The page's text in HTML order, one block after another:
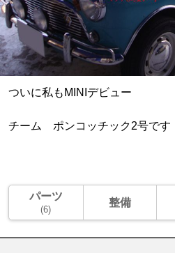
ついに私もMINIデビュー
チーム ポンコッチック2号です
パーツ
(6)
整備